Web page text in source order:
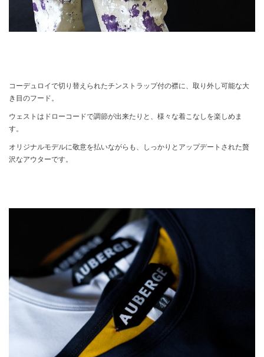
コーデュロイで切り替えられたチンストラップ付の襟に、取り外し可能な大
き目のフード。
ウェストはドローコードで調節が出来たりと、様々な着こなしを楽しめま
す。
オリジナルモデルに敬意を払いながらも、しっかりとアップデートされた贅
沢なアウターです。